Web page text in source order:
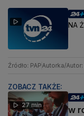
NA
Źródło: PAPAutorka/
ZOBACZ TAKŻE:
27 min
w